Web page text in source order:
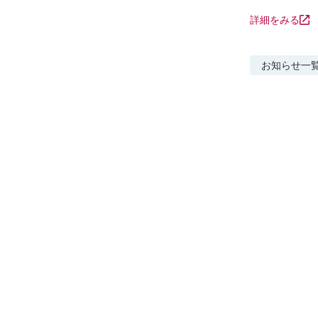
詳細をみる
お知らせ一